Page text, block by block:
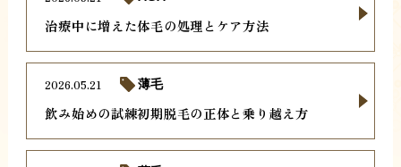
治療中に増えた体毛の処理とケア方法
飲み始めの試練初期脱毛の正体と乗り越え方
2026.05.21 薄毛